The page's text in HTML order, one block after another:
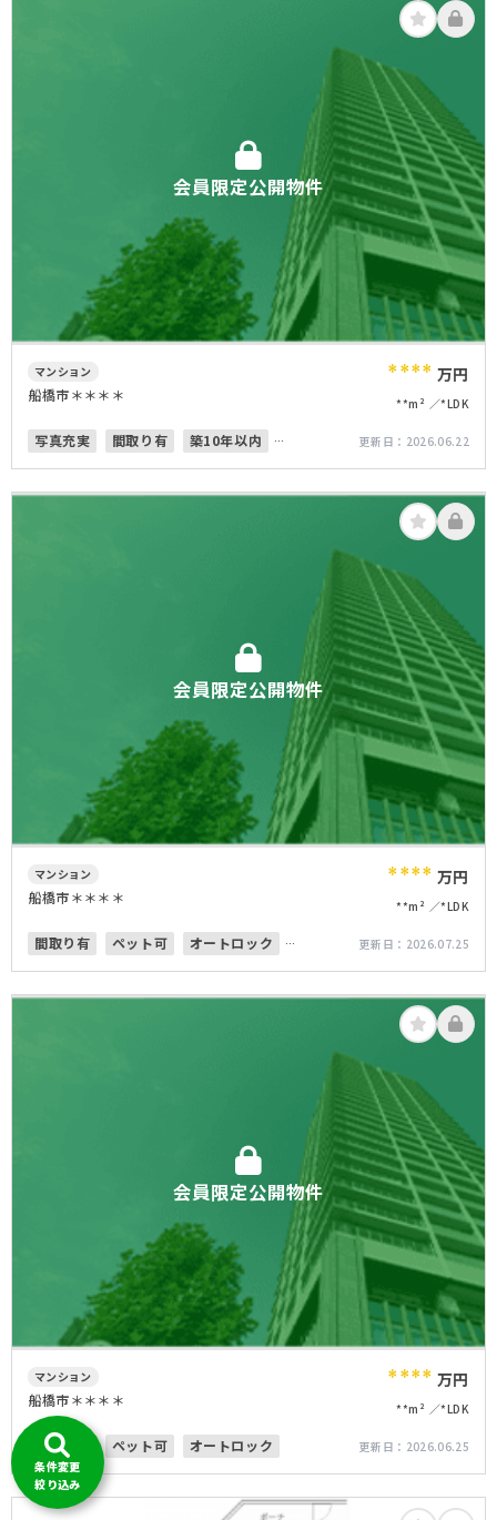
会員限定公開物件
マンション
船橋市＊＊＊＊ **** 万円
**m² *LDK
写真充実 間取り有
築10年以内
更新日： 2026.06.22
会員限定公開物件
マンション
船橋市＊＊＊＊ **** 万円
**m² *LDK
間取り有 ペット可
オートロック
更新日： 2026.07.25
会員限定公開物件
マンション
船橋市＊＊＊＊ **** 万円
**m² *LDK
間取り有 ペット可 オートロック 更新日： 2026.06.25
条件変更
絞り込み